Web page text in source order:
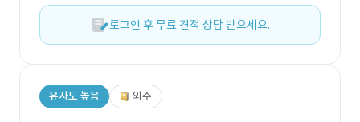
로그인 후 무료 견적 상담 받으세요.
유사도 높음 외주